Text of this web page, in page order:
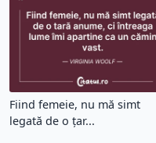
Fiind femeie, nu mă simt
legată de o țar...